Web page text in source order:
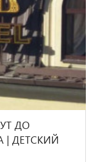
ДО
| ДЕТСКИЙ